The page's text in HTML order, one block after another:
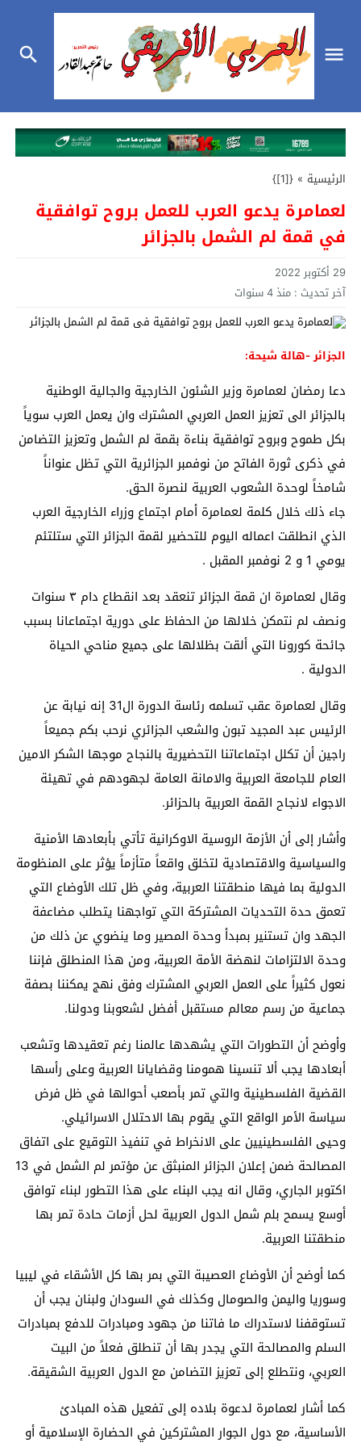
الرئيسية »
{[1]}
لعمامرة يدعو العرب للعمل بروح توافقية
في قمة لم الشمل بالجزائر
29 أكتوبر 2022
آخر تحديث : منذ 4 سنوات
الجزائر -هالة شيحة:
دعا رمضان لعمامرة وزير الشئون الخارجية والجالية الوطنية
بالجزائر الى تعزيز العمل العربي المشترك وان يعمل العرب سوياً
بكل طموح وبروح توافقية بناءة بقمة لم الشمل وتعزيز التضامن
في ذكرى ثورة الفاتح من نوفمبر الجزائرية التي تظل عنواناً
شامخاً لوحدة الشعوب العربية لنصرة الحق.
جاء ذلك خلال كلمة لعمامرة أمام اجتماع وزراء الخارجية العرب
الذي انطلقت اعماله اليوم للتحضير لقمة الجزائر التي ستلتئم
يومي 1 و 2 نوفمبر المقبل .
وقال لعمامرة ان قمة الجزائر تنعقد بعد انقطاع دام ٣ سنوات
ونصف لم نتمكن خلالها من الحفاظ على دورية اجتماعانا بسبب
جائحة كورونا التي ألقت بظلالها على جميع مناحي الحياة
الدولية .
وقال لعمامرة عقب تسلمه رئاسة الدورة ال31 إنه نيابة عن
الرئيس عبد المجيد تبون والشعب الجزائري نرحب بكم جميعاً
راجين أن تكلل اجتماعاتنا التحضيرية بالنجاح موجها الشكر الامين
العام للجامعة العربية والامانة العامة لجهودهم في تهيئة
الاجواء لانجاح القمة العربية بالحزائر.
وأشار إلى أن الأزمة الروسية الاوكرانية تأتي بأبعادها الأمنية
والسياسية والاقتصادية لتخلق واقعاً متأزماً يؤثر على المنظومة
الدولية بما فيها منطقتنا العربية، وفي ظل تلك الأوضاع التي
تعمق حدة التحديات المشتركة التي تواجهنا يتطلب مضاعفة
الجهد وان تستنير بمبدأ وحدة المصير وما ينضوي عن ذلك من
وحدة الالتزامات لنهضة الأمة العربية، ومن هذا المنطلق فإننا
نعول كثيراً على العمل العربي المشترك وفق نهج يمكننا بصفة
جماعية من رسم معالم مستقبل أفضل لشعوبنا ودولنا.
وأوضح أن التطورات التي يشهدها عالمنا رغم تعقيدها وتشعب
أبعادها يجب ألا تنسينا همومنا وقضايانا العربية وعلى رأسها
القضية الفلسطينية والتي تمر بأصعب أحوالها في ظل فرض
سياسة الأمر الواقع التي يقوم بها الاحتلال الاسرائيلي.
وحيى الفلسطينيين على الانخراط في تنفيذ التوقيع على اتفاق
المصالحة ضمن إعلان الجزائر المنبثق عن مؤتمر لم الشمل في 13
اكتوبر الجاري، وقال انه يجب البناء على هذا التطور لبناء توافق
أوسع يسمح بلم شمل الدول العربية لحل أزمات حادة تمر بها
منطقتنا العربية.
كما أوضح أن الأوضاع العصيبة التي بمر بها كل الأشقاء في ليبيا
وسوريا واليمن والصومال وكذلك في السودان ولبنان يجب أن
تستوقفنا لاستدراك ما فاتنا من جهود ومبادرات للدفع بمبادرات
السلم والمصالحة التي يجدر بها أن تنطلق فعلاً من البيت
العربي، ونتطلع إلى تعزيز التضامن مع الدول العربية الشقيقة.
كما أشار لعمامرة لدعوة بلاده إلى تفعيل هذه المبادئ
الأساسية، مع دول الجوار المشتركين في الحضارة الإسلامية أو